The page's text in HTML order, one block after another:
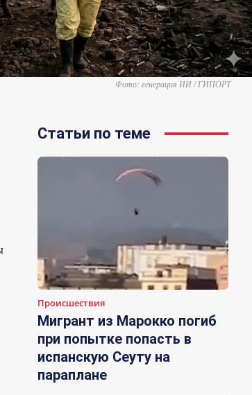
Фото: генерация ИИ / ГИПОРТ
Статьи по теме
Происшествия
Мигрант из Марокко погиб
при попытке попасть в
испанскую Сеуту на
параплане